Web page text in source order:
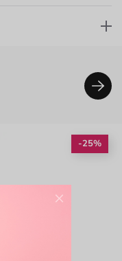
-25%
×